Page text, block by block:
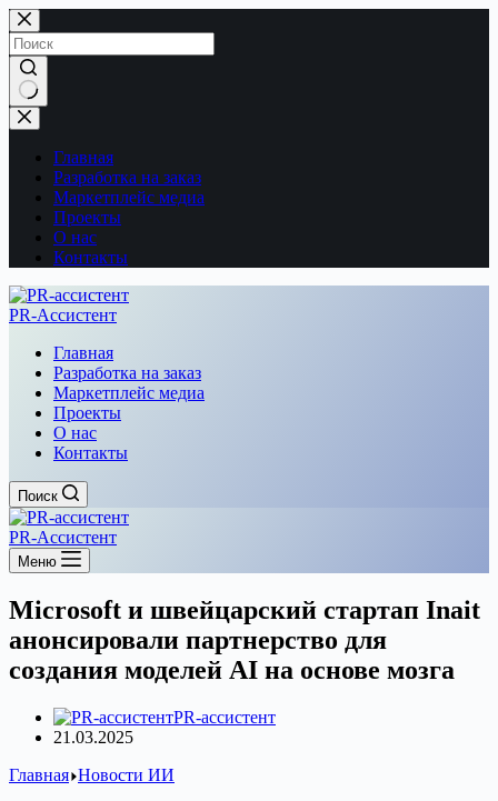
Перейти
к
сути
Ничего
не
найденоГлавная
Разработка на заказ
Маркетплейс медиа
Проекты
О нас
Контакты
PR-Ассистент
Главная
Разработка на заказ
Маркетплейс медиа
Проекты
О нас
Контакты
Поиск
PR-Ассистент
Меню
Microsoft и швейцарский стартап Inait
анонсировали партнерство для
создания моделей AI на основе мозга
PR-ассистент
21.03.2025
Главная Новости ИИ